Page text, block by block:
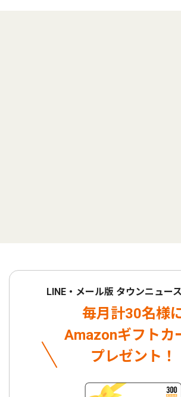
LINE・メール版 タウンニュー
毎月計30名様
Amazonギフトカ
プレゼント！